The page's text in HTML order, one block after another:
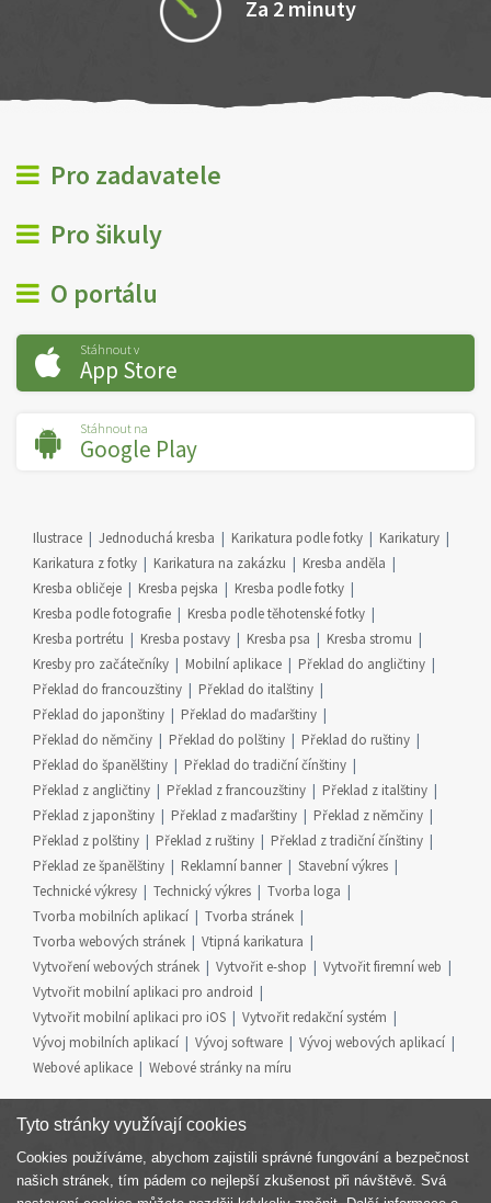
Za 2 minuty
Pro zadavatele
Pro šikuly
O portálu
Stáhnout v
App Store
Stáhnout na
Google Play
Ilustrace Jednoduchá kresba Karikatura podle fotky
Karikatury
Karikatura z fotky
Karikatura na zakázku
Kresba anděla
Kresba obličeje
Kresba pejska
Kresba podle fotky
Kresba podle fotografie
Kresba podle těhotenské fotky
Kresba portrétu
Kresba postavy Kresba psa
Kresba stromu
Kresby pro začátečníky
Mobilní aplikace
Překlad do angličtiny
Překlad do francouzštiny
Překlad do italštiny
Překlad do japonštiny
Překlad do maďarštiny
Překlad do němčiny
Překlad do polštiny
Překlad do ruštiny
Překlad do španělštiny
Překlad do tradiční čínštiny
Překlad z angličtiny
Překlad z francouzštiny
Překlad z italštiny
Překlad z japonštiny
Překlad z maďarštiny
Překlad z němčiny
Překlad z polštiny
Překlad z ruštiny
Překlad z tradiční čínštiny
Překlad ze španělštiny
Reklamní banner
Stavební výkres
Technické výkresy
Technický výkres
Tvorba loga
Tvorba mobilních aplikací
Tvorba stránek
Tvorba webových stránek
Vtipná karikatura
Vytvoření webových stránek
Vytvořit e-shop
Vytvořit firemní web
Vytvořit mobilní aplikaci pro android
Vytvořit mobilní aplikaci pro iOS
Vytvořit redakční systém
Vývoj mobilních aplikací
Vývoj software
Vývoj webových aplikací
Webové aplikace
Webové stránky na míru
Součást skupiny
Tyto stránky využívají cookies
Cookies používáme, abychom zajistili správné fungování a bezpečnost
našich stránek, tím pádem co nejlepší zkušenost při návštěvě. Svá